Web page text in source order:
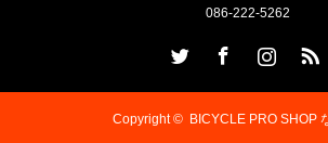
086-222-5262
Copyright © BICYCLE PRO SHOP